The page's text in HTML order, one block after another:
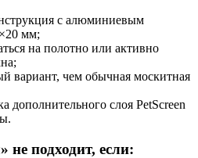
с алюминиевым
мм;
на полотно или активно
вариант, чем обычная москитная
дополнительного слоя PetScreen
подходит, если: